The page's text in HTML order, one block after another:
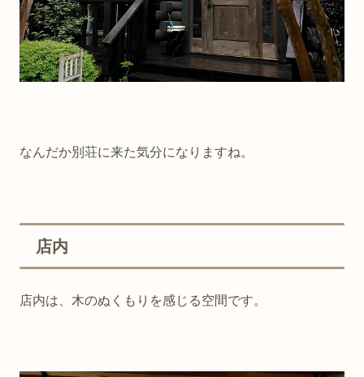
なんだか別荘に来た気分になりますね。
店内
店内は、木のぬくもりを感じる空間です。